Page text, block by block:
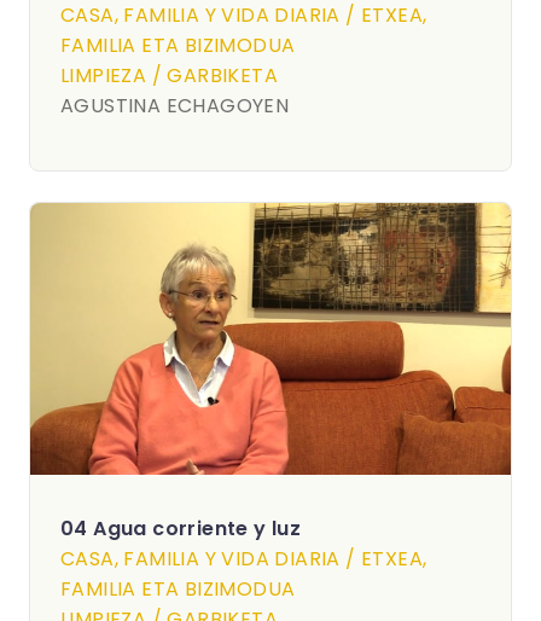
CASA, FAMILIA Y VIDA DIARIA / ETXEA,
FAMILIA ETA BIZIMODUA
LIMPIEZA / GARBIKETA
AGUSTINA ECHAGOYEN
04 Agua corriente y luz
CASA, FAMILIA Y VIDA DIARIA / ETXEA,
FAMILIA ETA BIZIMODUA